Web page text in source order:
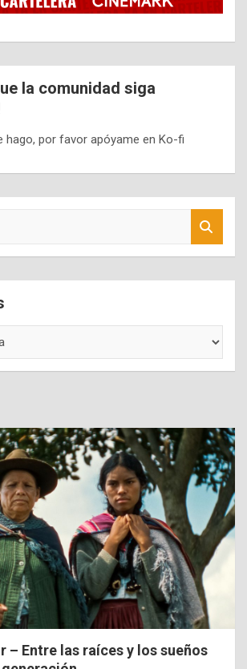
la comunidad siga
hago, por favor apóyame en Ko-fi
– Entre las raíces y los sueños